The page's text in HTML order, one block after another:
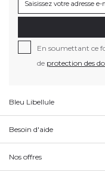
En soumettant ce
de protection des
Bleu Libellule
Besoin d'aide
Nos offres